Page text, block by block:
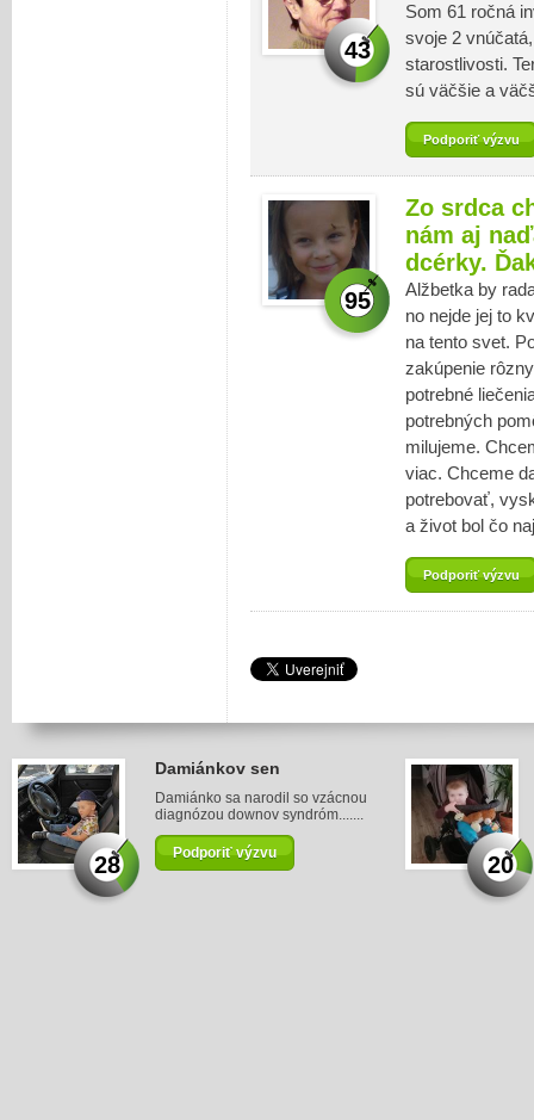
43
Som 61 ročná
svoje 2
starostlivosti.
sú väčšie a
Podporiť výzvu
95
Zo srdca
nám aj
dcérky.
Alžbetka by
no nejde jej to
na tento svet.
zakúpenie
potrebné
potrebných
milujeme.
viac. Chceme
potrebovať,
a život bol čo
Podporiť výzvu
28
Damiánkov sen
Damiánko sa narodil so vzácnou
diagnózou downov syndróm.......
Podporiť výzvu 20